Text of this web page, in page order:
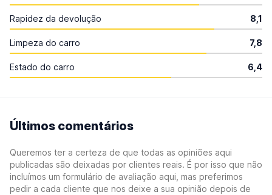
Rapidez da devolução 8,1
Limpeza do carro 7,8
Estado do carro 6,4
Últimos comentários
Queremos ter a certeza de que todas as opiniões aqui
publicadas são deixadas por clientes reais. É por isso que não
incluímos um formulário de avaliação aqui, mas preferimos
pedir a cada cliente que nos deixe a sua opinião depois de